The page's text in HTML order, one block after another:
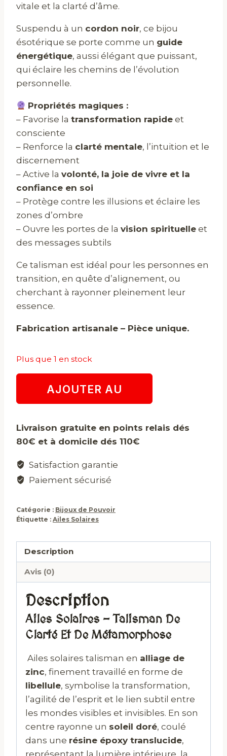
vitale et la clarté d’âme.
Suspendu à un cordon noir, ce bijou
ésotérique se porte comme un guide
énergétique, aussi élégant que puissant,
qui éclaire les chemins de l’évolution
personnelle.
Propriétés magiques :
– Favorise la transformation rapide et
consciente
– Renforce la clarté mentale, l’intuition et le
discernement
– Active la volonté, la joie de vivre et la
confiance en soi
– Protège contre les illusions et éclaire les
zones d’ombre
– Ouvre les portes de la vision spirituelle et
des messages subtils
Ce talisman est idéal pour les personnes en
transition, en quête d’alignement, ou
cherchant à rayonner pleinement leur
essence.
Fabrication artisanale – Pièce unique.
Plus que 1 en stock
quantité
Ailes
AJOUTER AU
Livraison gratuite en points relais dés
80€ et à domicile dés 110€
Satisfaction garantie
Paiement sécurisé
Catégorie : Bijoux de Pouvoir
Étiquette : Ailes Solaires
Description
Avis (0)
Description
Ailes Solaires – Talisman De
Clarté Et De Métamorphose
Ailes solaires talisman en alliage de
zinc, finement travaillé en forme de
libellule, symbolise la transformation,
l’agilité de l’esprit et le lien subtil entre
les mondes visibles et invisibles. En son
centre rayonne un soleil doré, coulé
dans une résine époxy translucide,